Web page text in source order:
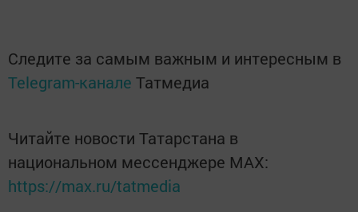
Следите за самым важным и интересным в
Telegram-канале Татмедиа
Читайте новости Татарстана в
национальном мессенджере MАХ:
https://max.ru/tatmedia